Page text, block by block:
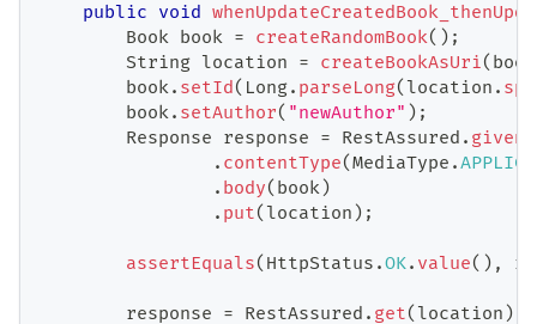
public void
Book book = createRandomBook( ) ;
String location = createBookAsUri( book
        book
. setId( Long. parseLong( location .
        book
. setAuthor( "newAuthor" ) ;
Response response = RestAssured . given
. contentType(MediaType .
. body( book)
. put( location ) ;
assertEquals( HttpStatus .OK. value( ) ,
        response
= RestAssured . get( location )